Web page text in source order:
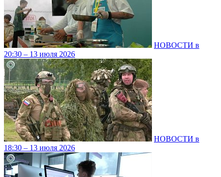
НОВОСТИ в
20:30 – 13 июля 2026
НОВОСТИ в
18:30 – 13 июля 2026